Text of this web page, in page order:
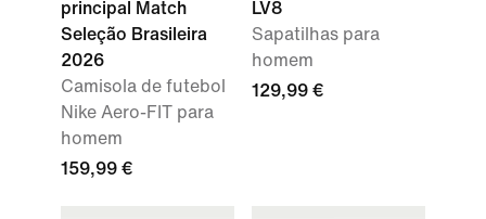
principal Match
Seleção Brasileira
2026
Camisola de futebol
Nike Aero-FIT para
homem
159,99 €
LV8
Sapatilhas para
homem
129,99 €